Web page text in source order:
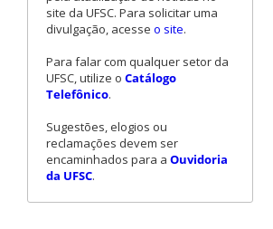
site da UFSC. Para solicitar uma
divulgação, acesse o site.
Para falar com qualquer setor da
UFSC, utilize o Catálogo
Telefônico.
Sugestões, elogios ou
reclamações devem ser
encaminhados para a Ouvidoria
da UFSC.